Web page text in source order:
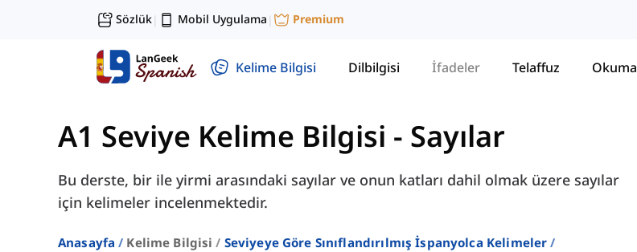
Sözlük| Mobil Uygulama | Premium
Kelime Bilgisi Dilbilgisi İfadeler Telaffuz Okuma
A1 Seviye Kelime Bilgisi - Sayılar
Bu derste, bir ile yirmi arasındaki sayılar ve onun katları dahil olmak üzere sayılar
için kelimeler incelenmektedir.
Anasayfa Kelime Bilgisi
Seviyeye Göre Sınıflandırılmış İspanyolca Kelimeler